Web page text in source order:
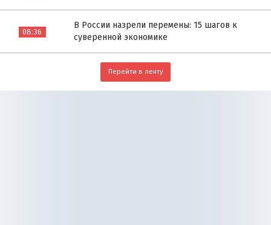
08:36
В России назрели перемены: 15 шагов к
суверенной экономике
Перейти в ленту